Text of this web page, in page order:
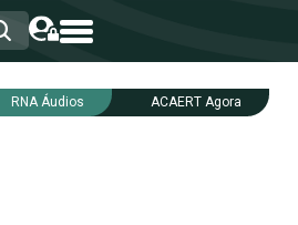
RNA Áudios ACAERT Agora